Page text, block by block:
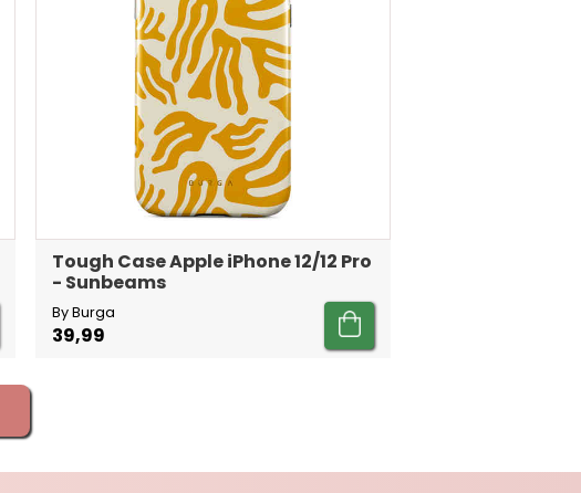
Tough Case Apple iPhone 12/12 Pro
- Sunbeams
By Burga
39,99